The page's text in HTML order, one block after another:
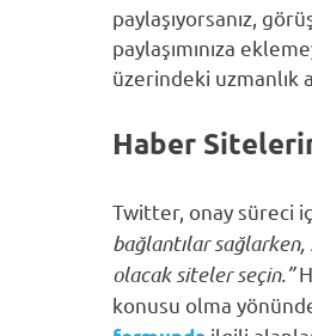
paylaşıyorsanız,
paylaşımınıza
üzerindeki uzmanlık
Haber
Twitter, onay süreci
bağlantılar sağlarken,
olacak siteler seçin.”
konusu olma